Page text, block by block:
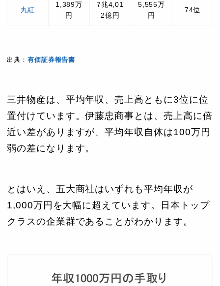
丸紅
1,389万
円
7兆4,01
2億円
5,555万
円
74位
出典： 有価証券報告書
三井物産は、平均年収、売上高ともに3位に位
置付けています。伊藤忠商事とは、売上高に倍
近い差がありますが、平均年収自体は100万円
弱の差になります。
とはいえ、五大商社はいずれも平均年収が
1,000万円を大幅に超えています。日本トップ
クラスの企業群であることがわかります。